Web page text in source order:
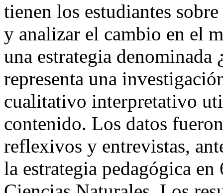
tienen los estudiantes
y analizar el cambio en el
una estrategia denominada
representa una
cualitativo interpretativo
contenido. Los datos
reflexivos y entrevistas,
la estrategia pedagógica